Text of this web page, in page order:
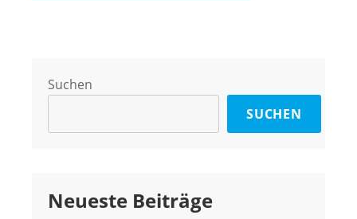
Suchen
SUCHEN
Neueste Beiträge